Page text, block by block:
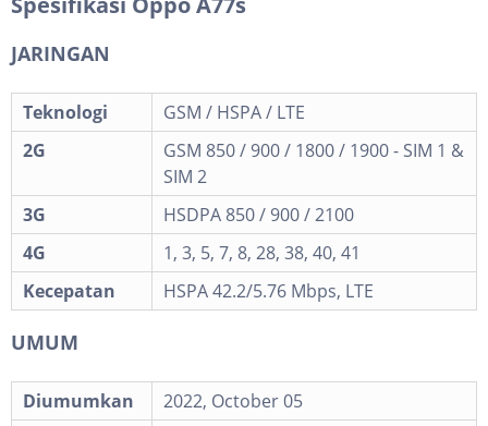
JARINGAN
Teknologi
GSM / HSPA / LTE
2G
GSM 850 / 900 / 1800 / 1900 - SIM 1 &
SIM 2
3G
HSDPA 850 / 900 / 2100
4G
1, 3, 5, 7, 8, 28, 38, 40, 41
Kecepatan
HSPA 42.2/5.76 Mbps, LTE
UMUM
Diumumkan
2022, October 05